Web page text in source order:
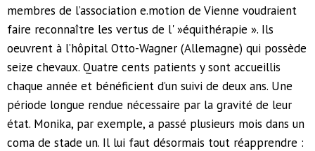
membres de l’association e.motion de Vienne voudraient
faire reconnaître les vertus de l' »équithérapie ». Ils
oeuvrent à l’hôpital Otto-Wagner (Allemagne) qui possède
seize chevaux. Quatre cents patients y sont accueillis
chaque année et bénéficient d’un suivi de deux ans. Une
période longue rendue nécessaire par la gravité de leur
état. Monika, par exemple, a passé plusieurs mois dans un
coma de stade un. Il lui faut désormais tout réapprendre :